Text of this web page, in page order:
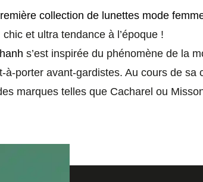
collection de lunettes mode
chic et ultra tendance à l’époque !
s’est inspirée du phénomène de la
porter avant-gardistes. Au cours de sa
marques telles que Cacharel ou